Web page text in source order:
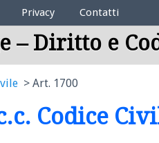
Privacy Contatti
– Diritto e
Art. 1700
Codice